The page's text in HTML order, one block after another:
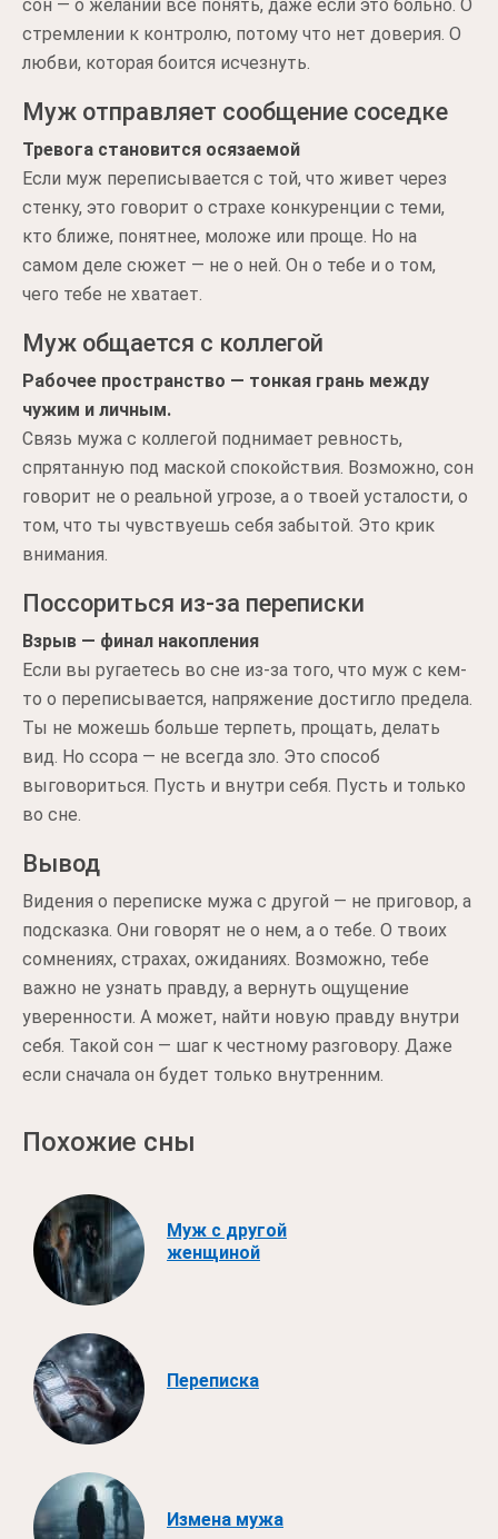
сон — о желании все понять, даже если это больно. О
стремлении к контролю, потому что нет доверия. О
любви, которая боится исчезнуть.
Муж отправляет сообщение соседке
Тревога становится осязаемой
Если муж переписывается с той, что живет через
стенку, это говорит о страхе конкуренции с теми,
кто ближе, понятнее, моложе или проще. Но на
самом деле сюжет — не о ней. Он о тебе и о том,
чего тебе не хватает.
Муж общается с коллегой
Рабочее пространство — тонкая грань между
чужим и личным.
Связь мужа с коллегой поднимает ревность,
спрятанную под маской спокойствия. Возможно, сон
говорит не о реальной угрозе, а о твоей усталости, о
том, что ты чувствуешь себя забытой. Это крик
внимания.
Поссориться из-за переписки
Взрыв — финал накопления
Если вы ругаетесь во сне из-за того, что муж с кем-
то о переписывается, напряжение достигло предела.
Ты не можешь больше терпеть, прощать, делать
вид. Но ссора — не всегда зло. Это способ
выговориться. Пусть и внутри себя. Пусть и только
во сне.
Вывод
Видения о переписке мужа с другой — не приговор, а
подсказка. Они говорят не о нем, а о тебе. О твоих
сомнениях, страхах, ожиданиях. Возможно, тебе
важно не узнать правду, а вернуть ощущение
уверенности. А может, найти новую правду внутри
себя. Такой сон — шаг к честному разговору. Даже
если сначала он будет только внутренним.
Похожие сны
Муж с другой
женщиной
Переписка
Измена мужа